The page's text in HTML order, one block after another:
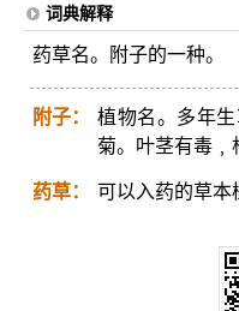
词典解释
药草名。附子的一种。
附子：
植物名。多年
菊。叶茎有毒﹐
药草： 可以入药的草本